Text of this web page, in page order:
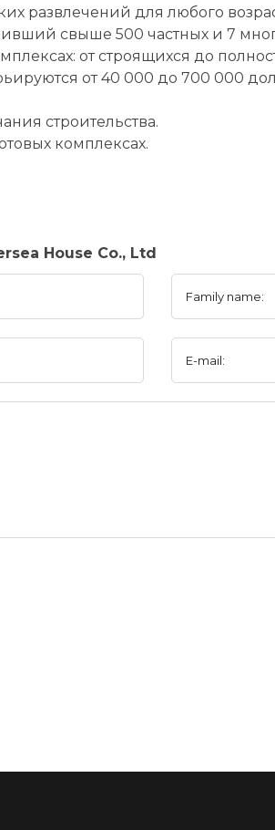
развлечений для любого
свыше 500 частных и 7
от строящихся до
от 40 000 до 700 000
строительства.
комплексах.
House Co., Ltd
Family name:
E-mail: